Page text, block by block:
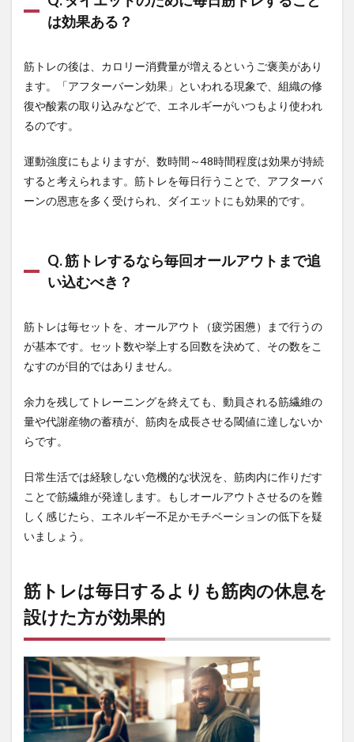
は効果ある？
筋トレの後は、カロリー消費量が増えるというご褒美があり
ます。「アフターバーン効果」といわれる現象で、組織の修
復や酸素の取り込みなどで、エネルギーがいつもより使われ
るのです。
運動強度にもよりますが、数時間～48時間程度は効果が持続
すると考えられます。筋トレを毎日行うことで、アフターバ
ーンの恩恵を多く受けられ、ダイエットにも効果的です。
Q. 筋トレするなら毎回オールアウトまで追
い込むべき？
筋トレは毎セットを、オールアウト（疲労困憊）まで行うの
が基本です。セット数や挙上する回数を決めて、その数をこ
なすのが目的ではありません。
余力を残してトレーニングを終えても、動員される筋繊維の
量や代謝産物の蓄積が、筋肉を成長させる閾値に達しないか
らです。
日常生活では経験しない危機的な状況を、筋肉内に作りだす
ことで筋繊維が発達します。もしオールアウトさせるのを難
しく感じたら、エネルギー不足かモチベーションの低下を疑
いましょう。
筋トレは毎日するよりも筋肉の休息を
設けた方が効果的